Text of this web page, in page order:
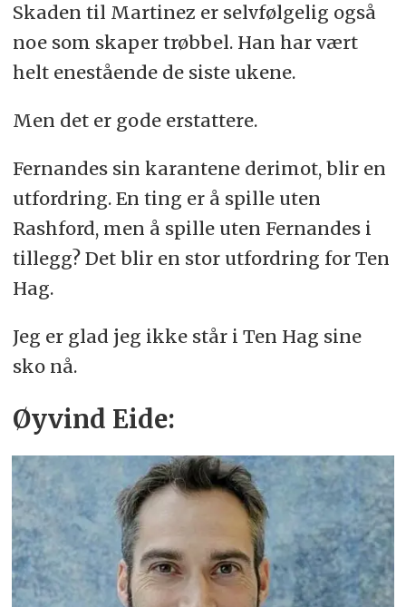
Skaden til Martinez er selvfølgelig også
noe som skaper trøbbel. Han har vært
helt enestående de siste ukene.
Men det er gode erstattere.
Fernandes sin karantene derimot, blir en
utfordring. En ting er å spille uten
Rashford, men å spille uten Fernandes i
tillegg? Det blir en stor utfordring for Ten
Hag.
Jeg er glad jeg ikke står i Ten Hag sine
sko nå.
Øyvind Eide: